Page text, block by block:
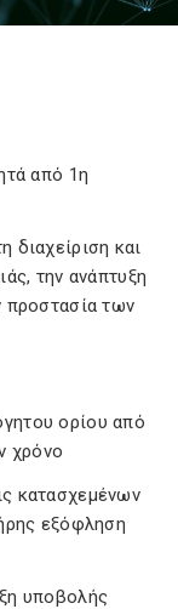
από 1η
διαχείριση και
την ανάπτυξη
προστασία των
ορίου από
χρόνο
κατασχεμένων
εξόφληση
υποβολής